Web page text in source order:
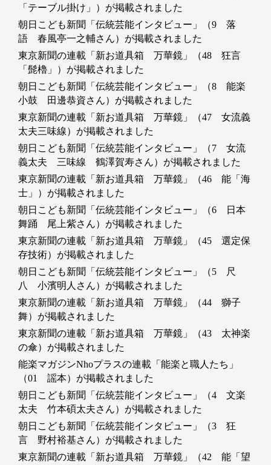
「テーブル掛け」）が掲載されました
朝日こども新聞「伝統芸能インタビュー」（9 落
語 春風亭一之輔さん）が掲載されました
東京新聞の連載「新お道具箱 万華鏡」（48 狂言
「髭櫓」）が掲載されました
朝日こども新聞「伝統芸能インタビュー」（8 能楽
小鼓 田邊恭資さん）が掲載されました
東京新聞の連載「新お道具箱 万華鏡」（47 女流義
太夫三味線）が掲載されました
朝日こども新聞「伝統芸能インタビュー」（7 女流
義太夫 三味線 鶴澤賀寿さん）が掲載されました
東京新聞の連載「新お道具箱 万華鏡」（46 能「海
士」）が掲載されました
朝日こども新聞「伝統芸能インタビュー」（6 日本
舞踊 尾上紫さん）が掲載されました
東京新聞の連載「新お道具箱 万華鏡」（45 選定保
存技術）が掲載されました
朝日こども新聞「伝統芸能インタビュー」（5 尺
八 小濱明人さん）が掲載されました
東京新聞の連載「新お道具箱 万華鏡」（44 獅子
舞）が掲載されました
東京新聞の連載「新お道具箱 万華鏡」（43 太神楽
の傘）が掲載されました
能楽マガジンNhoプラスの連載「能楽と職人たち」
（01 謡本）が掲載されました
朝日こども新聞「伝統芸能インタビュー」（4 文楽
太夫 竹本碩太夫さん）が掲載されました
朝日こども新聞「伝統芸能インタビュー」（3 狂
言 野村裕基さん）が掲載されました
東京新聞の連載「新お道具箱 万華鏡」（42 能「望